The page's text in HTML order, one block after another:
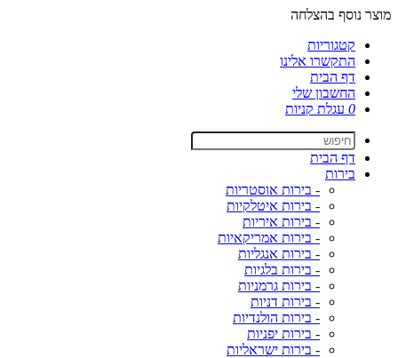
מוצר נוסף בהצלחה
קטגוריות
התקשרו אלינו
דף הבית
החשבון שלי
0 עגלת קניות
דף הבית
בירות
- בירות אוסטריות
- בירות איטלקיות
- בירות איריות
- בירות אמריקאיות
- בירות אנגליות
- בירות בלגיות
- בירות גרמניות
- בירות דניות
- בירות הולנדיות
- בירות יפניות
- בירות ישראליות